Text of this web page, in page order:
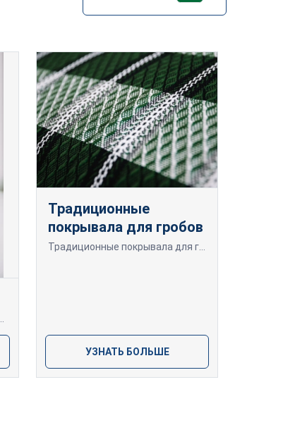
Традиционные
покрывала для гробов
УЗНАТЬ БОЛЬШЕ